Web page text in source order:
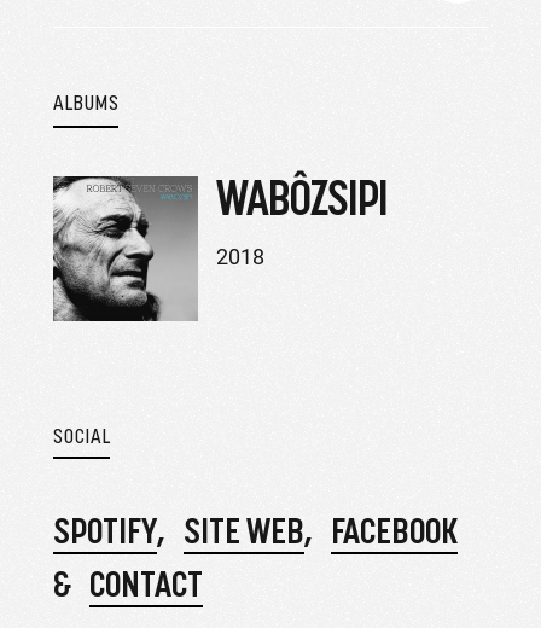
ALBUMS
WABÔZSIPI
2018
SOCIAL
SPOTIFY SITE WEB
FACEBOOK
CONTACT